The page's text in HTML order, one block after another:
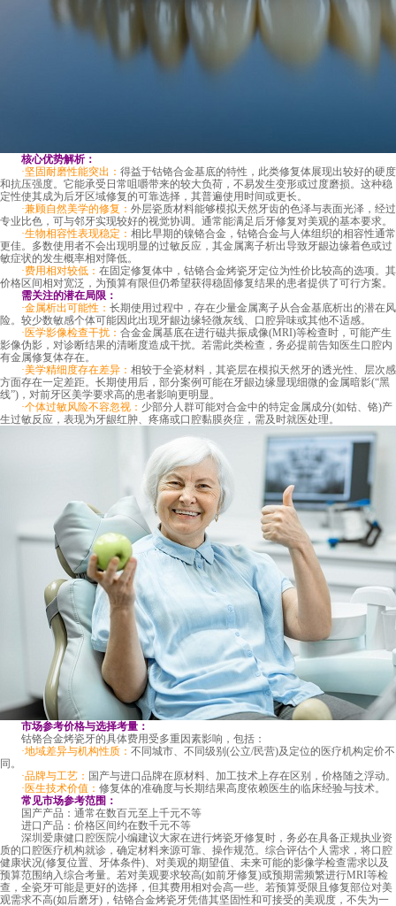
核心优势解析：
·坚固耐磨性能突出： 得益于钴铬合金基底的特性，此类修复体展现出较好的硬度
和抗压强度。它能承受日常咀嚼带来的较大负荷，不易发生变形或过度磨损。这种稳
定性使其成为后牙区域修复的可靠选择，其普遍使用时间或更长。
·兼顾自然美学的修复： 外层瓷质材料能够模拟天然牙齿的色泽与表面光泽，经过
专业比色，可与邻牙实现较好的视觉协调。通常能满足后牙修复对美观的基本要求。
·生物相容性表现稳定： 相比早期的镍铬合金，钴铬合金与人体组织的相容性通常
更佳。多数使用者不会出现明显的过敏反应，其金属离子析出导致牙龈边缘着色或过
敏症状的发生概率相对降低。
·费用相对较低： 在固定修复体中，钴铬合金烤瓷牙定位为性价比较高的选项。其
价格区间相对宽泛，为预算有限但仍希望获得稳固修复结果的患者提供了可行方案。
需关注的潜在局限：
·金属析出可能性： 长期使用过程中，存在少量金属离子从合金基底析出的潜在风
险。较少数敏感个体可能因此出现牙龈边缘轻微灰线、口腔异味或其他不适感。
·医学影像检查干扰： 合金金属基底在进行磁共振成像(MRI)等检查时，可能产生
影像伪影，对诊断结果的清晰度造成干扰。若需此类检查，务必提前告知医生口腔内
有金属修复体存在。
·美学精细度存在差异： 相较于全瓷材料，其瓷层在模拟天然牙的透光性、层次感
方面存在一定差距。长期使用后，部分案例可能在牙龈边缘显现细微的金属暗影(“黑
线”)，对前牙区美学要求高的患者影响更明显。
·个体过敏风险不容忽视： 少部分人群可能对合金中的特定金属成分(如钴、铬)产
生过敏反应，表现为牙龈红肿、疼痛或口腔黏膜炎症，需及时就医处理。
市场参考价格与选择考量：
钴铬合金烤瓷牙的具体费用受多重因素影响，包括：
·地域差异与机构性质： 不同城市、不同级别(公立/民营)及定位的医疗机构定价不
同。
·品牌与工艺： 国产与进口品牌在原材料、加工技术上存在区别，价格随之浮动。
·医生技术价值： 修复体的准确度与长期结果高度依赖医生的临床经验与技术。
常见市场参考范围：
国产产品：通常在数百元至上千元不等
进口产品：价格区间约在数千元不等
深圳爱康健口腔医院小编建议大家在进行烤瓷牙修复时，务必在具备正规执业资
质的口腔医疗机构就诊，确定材料来源可靠、操作规范。综合评估个人需求，将口腔
健康状况(修复位置、牙体条件)、对美观的期望值、未来可能的影像学检查需求以及
预算范围纳入综合考量。若对美观要求较高(如前牙修复)或预期需频繁进行MRI等检
查，全瓷牙可能是更好的选择，但其费用相对会高一些。若预算受限且修复部位对美
观需求不高(如后磨牙)，钴铬合金烤瓷牙凭借其坚固性和可接受的美观度，不失为一